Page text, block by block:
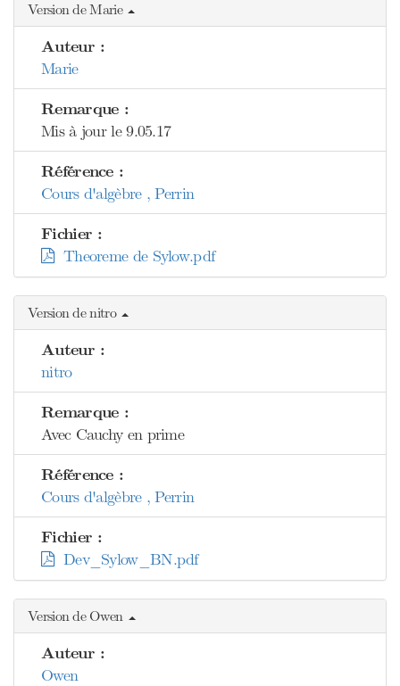
Version de Marie
Auteur :
Marie
Remarque :
Mis à jour le 9.05.17
Référence :
Cours d'algèbre , Perrin
Fichier :
Theoreme de Sylow.pdf
Version de nitro
Auteur :
nitro
Remarque :
Avec Cauchy en prime
Référence :
Cours d'algèbre , Perrin
Fichier :
Dev_Sylow_BN.pdf
Version de Owen
Auteur :
Owen